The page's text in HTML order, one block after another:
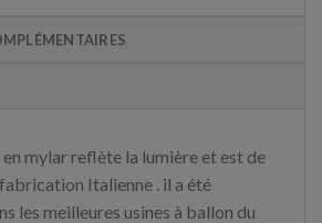
mylar reflète la lumière et est de
Italienne . il a été
les meilleures usines à ballon du